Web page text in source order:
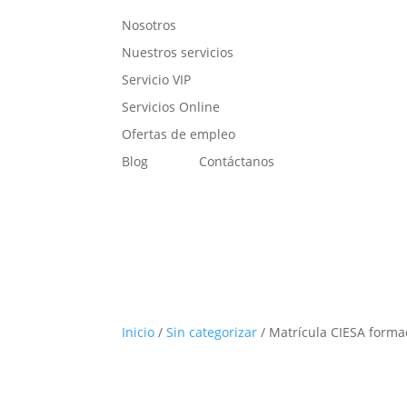
Nosotros
Nuestros servicios
Servicio VIP
Servicios Online
Ofertas de empleo
Blog
Contáctanos
Inicio /Sin categorizar / Matrícula CIESA